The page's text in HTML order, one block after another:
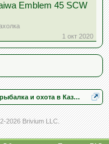
Emblem 45 SCW
1 окт 2020
и охота в Казахстане
2026 Brivium LLC.